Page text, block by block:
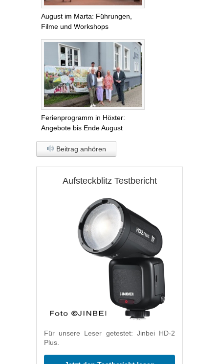
August im Marta: Führungen,
Filme und Workshops
Ferienprogramm in Höxter:
Angebote bis Ende August
Beitrag anhören
Aufsteckblitz Testbericht
Für unsere Leser getestet: Jinbei HD-2
Plus.